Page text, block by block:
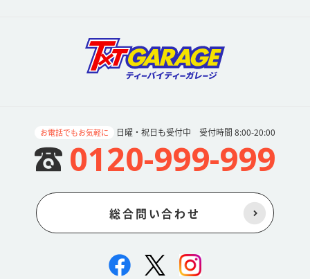
お電話でもお気軽に 日曜・祝日も受付中 受付時間 8:00-20:00
0120-999-999
総合問い合わせ